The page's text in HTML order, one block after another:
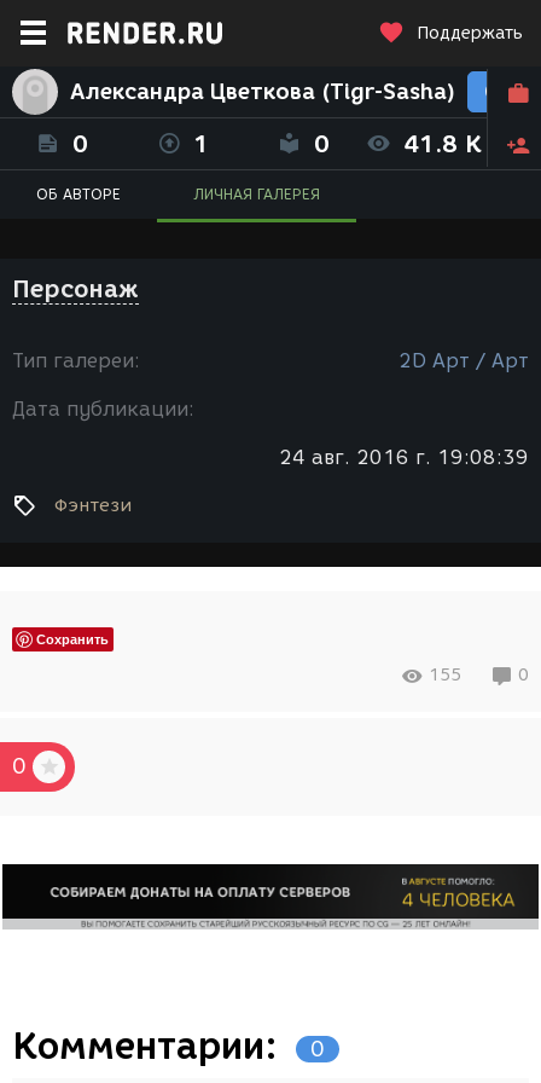
Поддержать
Александра Цветкова (Tigr-Sasha)
0 1 0 41.8 K
ОБ АВТОРЕ ЛИЧНАЯ ГАЛЕРЕЯ
Персонаж
Тип галереи: 2D Арт / Арт
Дата публикации:
24 авг. 2016 г. 19:08:39
Фэнтези
Сохранить
155 0
0
Комментарии: 0